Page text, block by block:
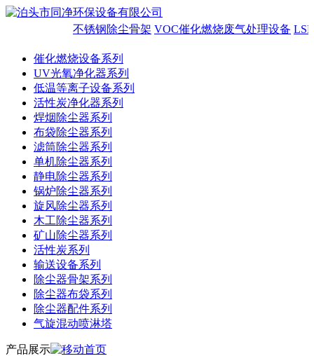
不锈钢除尘骨架 VOC催化燃烧废气处理设备
催化燃烧设备系列
UV光氧净化器系列
低温等离子设备系列
活性炭净化器系列
焊烟除尘器系列
布袋除尘器系列
滤筒除尘器系列
单机除尘器系列
静电除尘器系列
锅炉除尘器系列
旋风除尘器系列
木工除尘器系列
矿山除尘器系列
活性炭系列
输送设备系列
除尘器骨架系列
除尘器布袋系列
除尘器配件系列
气旋混动喷淋塔
产品展示